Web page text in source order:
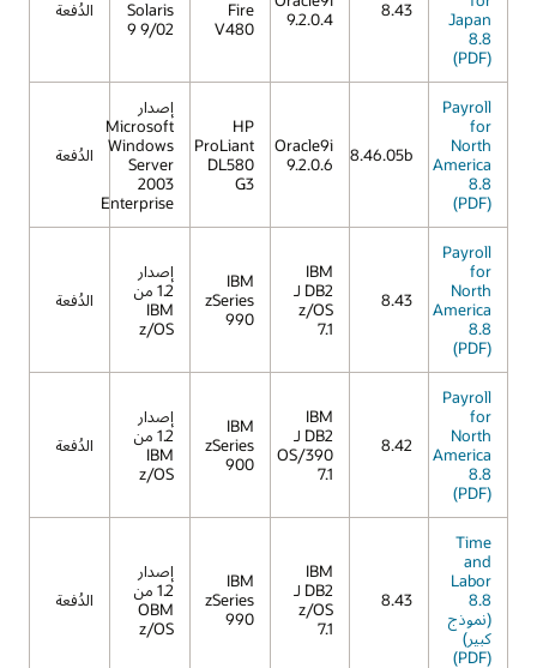
Japan
8.8
(PDF)
8.43
9.2.0.4
Fire
V480
Solaris
9 9/02
الدُفعة
Payroll
for
North
America
8.8
(PDF)
8.46.05b
Oracle9i
9.2.0.6
HP
ProLiant
DL580
G3
إصدار
Microsoft
Windows
Server
2003
Enterprise
الدُفعة
Payroll
for
North
America
8.8
(PDF)
8.43
IBM
DB2 لـ
z/OS
7.1
IBM
zSeries
990
إصدار
1.2 من
IBM
z/OS
الدُفعة
Payroll
for
North
America
8.8
(PDF)
8.42
IBM
DB2 لـ
OS/390
7.1
IBM
zSeries
900
إصدار
1.2 من
IBM
z/OS
الدُفعة
Time
and
Labor
8.8
(نموذج
كبير)
(PDF)
8.43
IBM
DB2 لـ
z/OS
7.1
IBM
zSeries
990
إصدار
1.2 من
OBM
z/OS
الدُفعة